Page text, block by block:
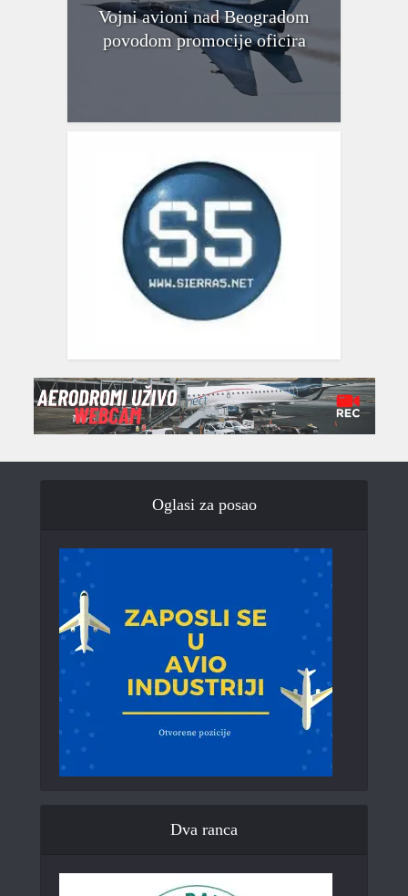
Vojni avioni nad Beogradom
povodom promocije oficira
Oglasi za posao
Dva ranca